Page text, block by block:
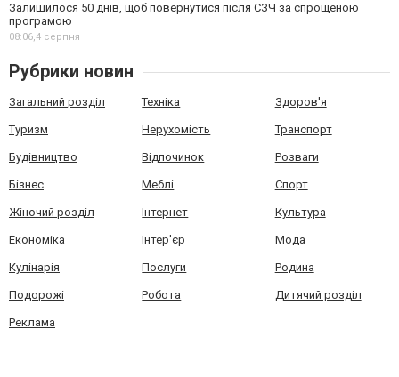
Залишилося 50 днів, щоб повернутися після СЗЧ за спрощеною
програмою
08:06,4 серпня
Рубрики новин
Загальний розділ Техніка Здоров'я
Туризм Нерухомість Транспорт
Будівництво Відпочинок Розваги
Бізнес Меблі Спорт
Жіночий розділ Інтернет Культура
Економіка Інтер'єр Мода
Кулінарія Послуги Родина
Подорожі Робота Дитячий розділ
Реклама